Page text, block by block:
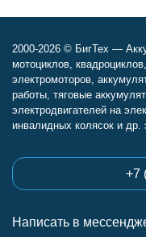
2000-2026 © БигТех —
мотоциклов,
электромоторов,
работы, тяговые
электродвигателей на
инвалидных колясок и др.
+7
Написать в